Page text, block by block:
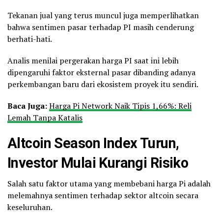
Tekanan jual yang terus muncul juga memperlihatkan
bahwa sentimen pasar terhadap PI masih cenderung
berhati-hati.
Analis menilai pergerakan harga PI saat ini lebih
dipengaruhi faktor eksternal pasar dibanding adanya
perkembangan baru dari ekosistem proyek itu sendiri.
Baca Juga:Harga Pi Network Naik Tipis 1,66%: Reli
Lemah Tanpa Katalis
Altcoin Season Index Turun,
Investor Mulai Kurangi Risiko
Salah satu faktor utama yang membebani harga Pi adalah
melemahnya sentimen terhadap sektor altcoin secara
keseluruhan.